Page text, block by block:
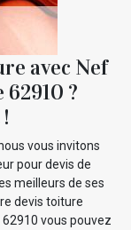
avec Nef
?
vous invitons
pour devis de
meilleurs de ses
devis toiture
vous pouvez